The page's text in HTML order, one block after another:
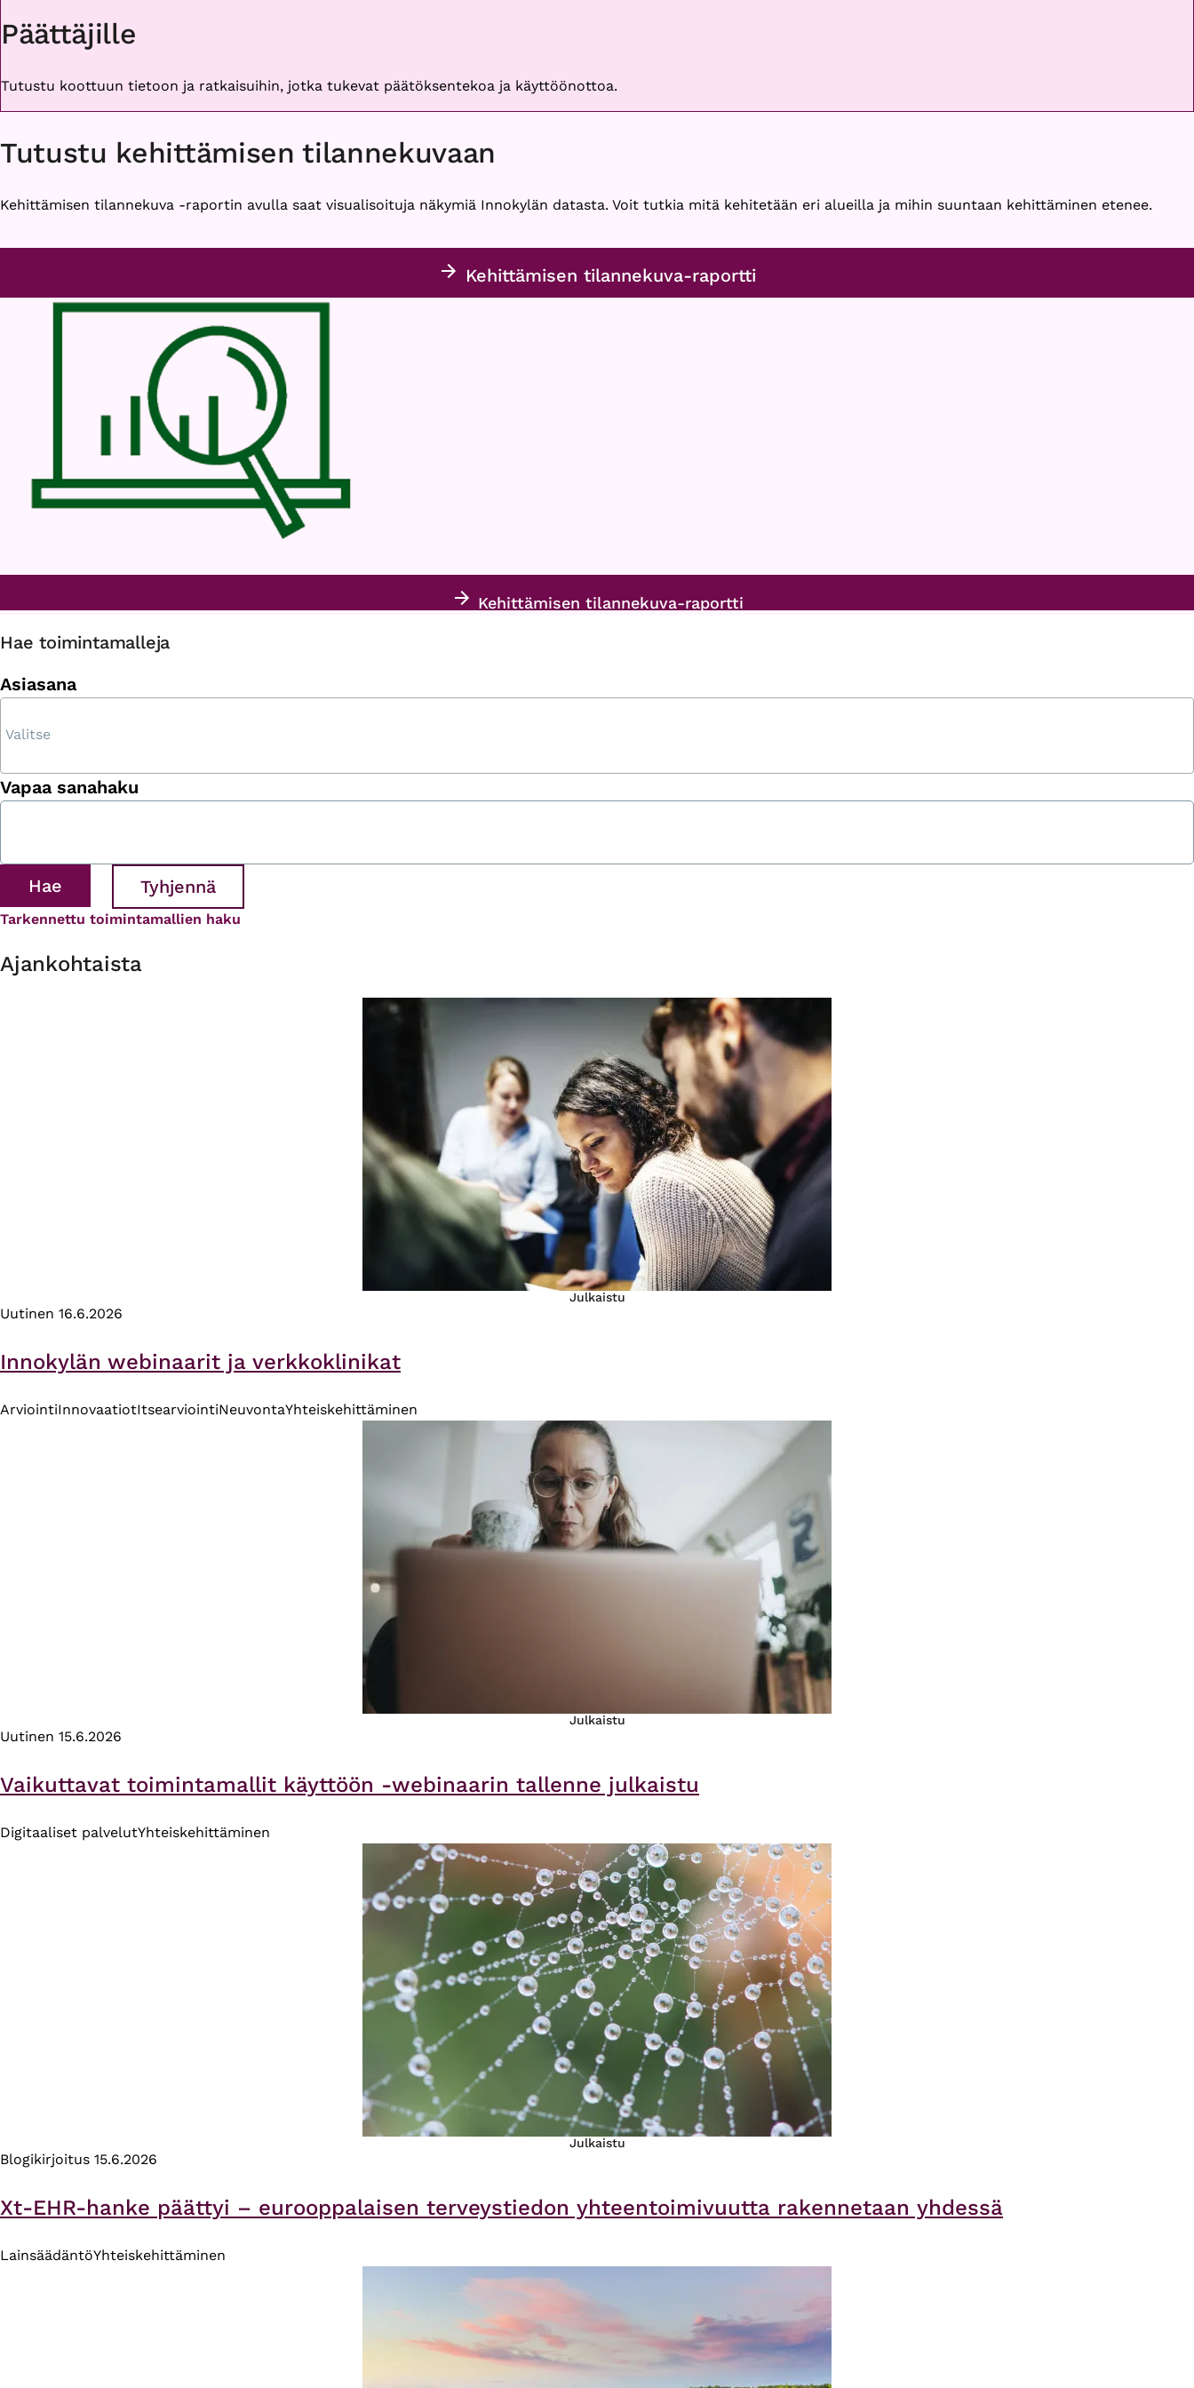
Päättäjille
Tutustu koottuun tietoon ja ratkaisuihin, jotka tukevat päätöksentekoa ja käyttöönottoa.
Tutustu kehittämisen tilannekuvaan
Kehittämisen tilannekuva -raportin avulla saat visualisoituja näkymiä Innokylän datasta. Voit tutkia mitä kehitetään eri alueilla ja mihin suuntaan kehittäminen etenee.
Kehittämisen tilannekuva-raportti
Kehittämisen tilannekuva-raportti
Hae toimintamalleja
Asiasana
Vapaa sanahaku
Tarkennettu toimintamallien haku
Ajankohtaista
Julkaistu
Uutinen 16.6.2026
Innokylän webinaarit ja verkkoklinikat
ArviointiInnovaatiotItsearviointiNeuvontaYhteiskehittäminen
Julkaistu
Uutinen 15.6.2026
Vaikuttavat toimintamallit käyttöön -webinaarin tallenne julkaistu
Digitaaliset palvelutYhteiskehittäminen
Julkaistu
Blogikirjoitus 15.6.2026
Xt-EHR-hanke päättyi – eurooppalaisen terveystiedon yhteentoimivuutta rakennetaan yhdessä
LainsäädäntöYhteiskehittäminen